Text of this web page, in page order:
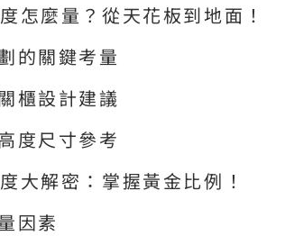
怎麼量？從天花板到地面！
的關鍵考量
櫃設計建議
度尺寸參考
大解密：掌握黃金比例！
因素